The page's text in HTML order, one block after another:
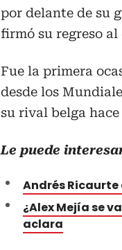
por delante de su
firmó su regreso
Fue la primera
desde los
su rival belga hace
Le puede
Andrés
¿Alex Mejía se
aclara